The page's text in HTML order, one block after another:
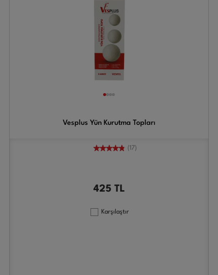
Vesplus Yün Kurutma Topları
(17)
425 TL
Karşılaştır